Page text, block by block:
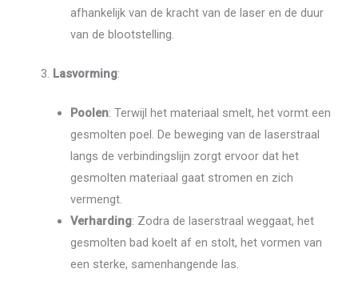
afhankelijk van de kracht van de laser en de duur
van de blootstelling.
Lasvorming:
Poolen: Terwijl het materiaal smelt, het vormt een
gesmolten poel. De beweging van de laserstraal
langs de verbindingslijn zorgt ervoor dat het
gesmolten materiaal gaat stromen en zich
vermengt.
Verharding: Zodra de laserstraal weggaat, het
gesmolten bad koelt af en stolt, het vormen van
een sterke, samenhangende las.